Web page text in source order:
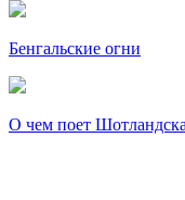
Бенгальские огни
О чем поет